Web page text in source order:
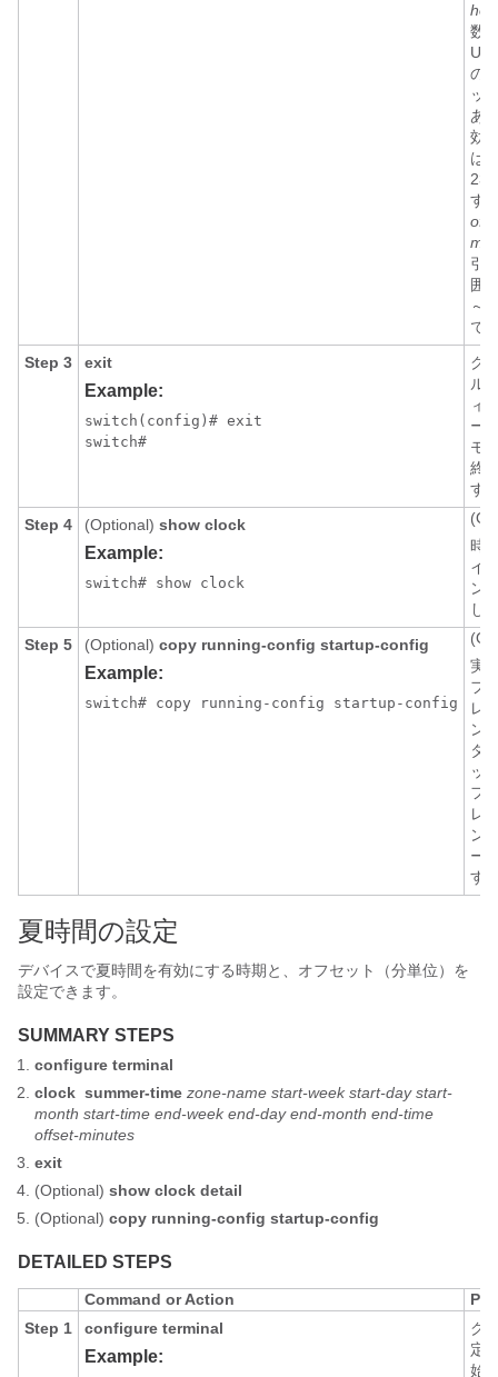
数
の
ッ
あ
効
は
23
す
引
囲
～
で
Step 3
exit
Example:
switch(config)# exit
switch#
グ
ル
ィ
ー
モ
終
す
Step 4
(Optional) show clock
Example:
switch# show clock
時
イ
ン
し
Step 5
(Optional) copy running-config startup-config
Example:
switch# copy running-config startup-config
実
フ
レ
ン
タ
ッ
フ
レ
ン
ー
す
夏時間の設定
デバイスで夏時間を有効にする時期と、オフセット（分単位）を
設定できます。
SUMMARY STEPS
configure terminal
clock summer-time zone-name start-week start-day start-
month start-time end-week end-day end-month end-time
offset-minutes
exit
(Optional) show clock detail
(Optional) copy running-config startup-config
DETAILED STEPS
Command or Action
Step 1
configure terminal
Example:
グ
定
始